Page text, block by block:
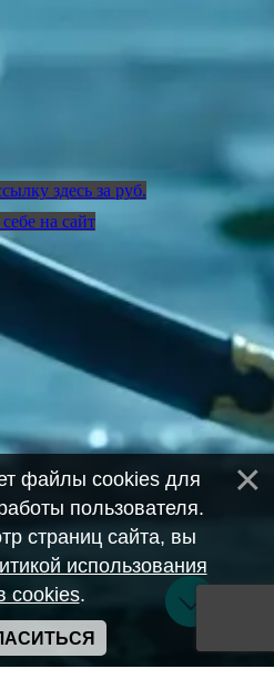
здесь за руб.
на сайт
файлы cookies для
пользователя.
страниц сайта, вы
использования
cookies.